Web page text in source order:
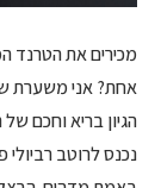
מכירים את הטרנד
אחת? אני משערת
הגיון בריא וחכם
נכנס לרוטב